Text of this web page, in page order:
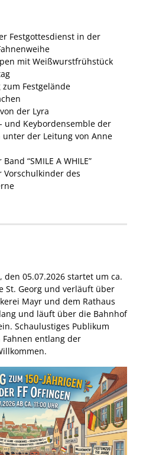
Festgottesdienst in der
mit Weißwurstfrühstück
zum Festgelände
der Lyra
und Keybordensemble der
der Leitung von Anne
“SMILE A WHILE”
des
den 05.07.2026 startet um ca.
St. Georg und verläuft über
Mayr und dem Rathaus
und läuft über die Bahnhof
Schaulustiges Publikum
entlang der